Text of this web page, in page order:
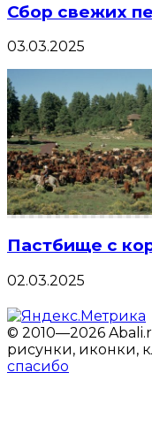
Сбор свежих
03.03.2025
Пастбище с
02.03.2025
© 2010—2026
рисунки, иконки,
спасибо